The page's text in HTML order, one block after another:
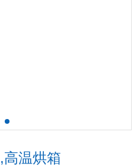
温烘箱